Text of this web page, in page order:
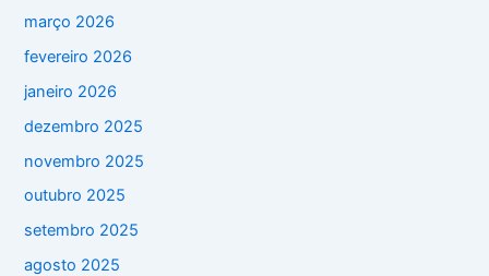
março 2026
fevereiro 2026
janeiro 2026
dezembro 2025
novembro 2025
outubro 2025
setembro 2025
agosto 2025